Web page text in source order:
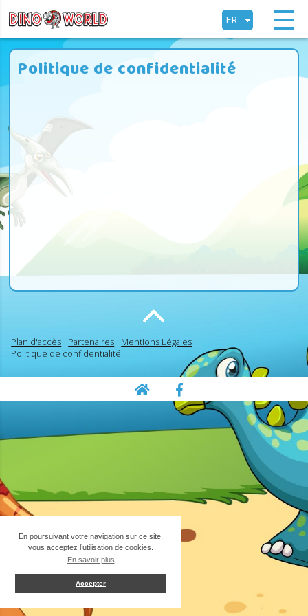
En poursuivant votre navigation sur ce site,
vous acceptez l’utilisation de cookies.
En savoir plus
Accepter
FR
EN
Politique de confidentialité
Plan d'accès Partenaires
Mentions Légales
Politique de confidentialité